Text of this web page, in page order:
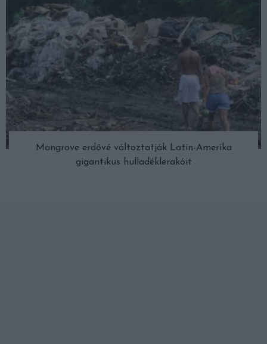
Mangrove erdővé változtatják Latin-Amerika
gigantikus hulladéklerakóit